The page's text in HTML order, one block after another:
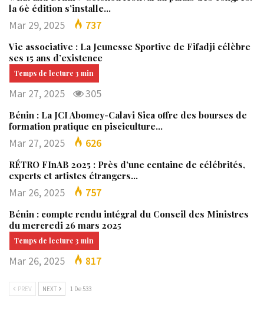
la 6è édition s’installe…
Mar 29, 2025 737
Vie associative : La Jeunesse Sportive de Fifadji célèbre
ses 15 ans d’existence
Mar 27, 2025 305
Bénin : La JCI Abomey-Calavi Sica offre des bourses de
formation pratique en pisciculture…
Mar 27, 2025 626
RÉTRO FInAB 2025 : Près d’une centaine de célébrités,
experts et artistes étrangers…
Mar 26, 2025 757
Bénin : compte rendu intégral du Conseil des Ministres
du mercredi 26 mars 2025
Mar 26, 2025 817
PREV NEXT 1 De 533